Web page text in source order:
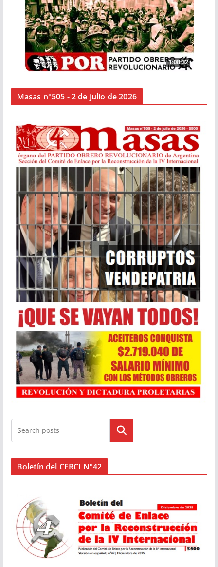
Masas n°505 - 2 de julio de 2026
Buscar
Boletín del CERCI N°42